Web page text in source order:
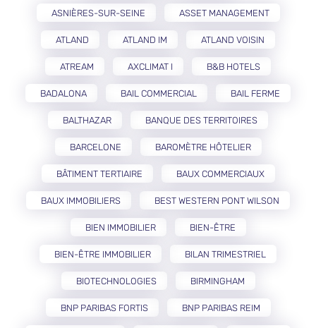
ASNIÈRES-SUR-SEINE ASSET MANAGEMENT
ATLAND ATLAND IM ATLAND VOISIN
ATREAM AXCLIMAT I B&B HOTELS
BADALONA BAIL COMMERCIAL BAIL FERME
BALTHAZAR BANQUE DES TERRITOIRES
BARCELONE BAROMÈTRE HÔTELIER
BÂTIMENT TERTIAIRE BAUX COMMERCIAUX
BAUX IMMOBILIERS BEST WESTERN PONT WILSON
BIEN IMMOBILIER BIEN-ÊTRE
BIEN-ÊTRE IMMOBILIER BILAN TRIMESTRIEL
BIOTECHNOLOGIES BIRMINGHAM
BNP PARIBAS FORTIS BNP PARIBAS REIM